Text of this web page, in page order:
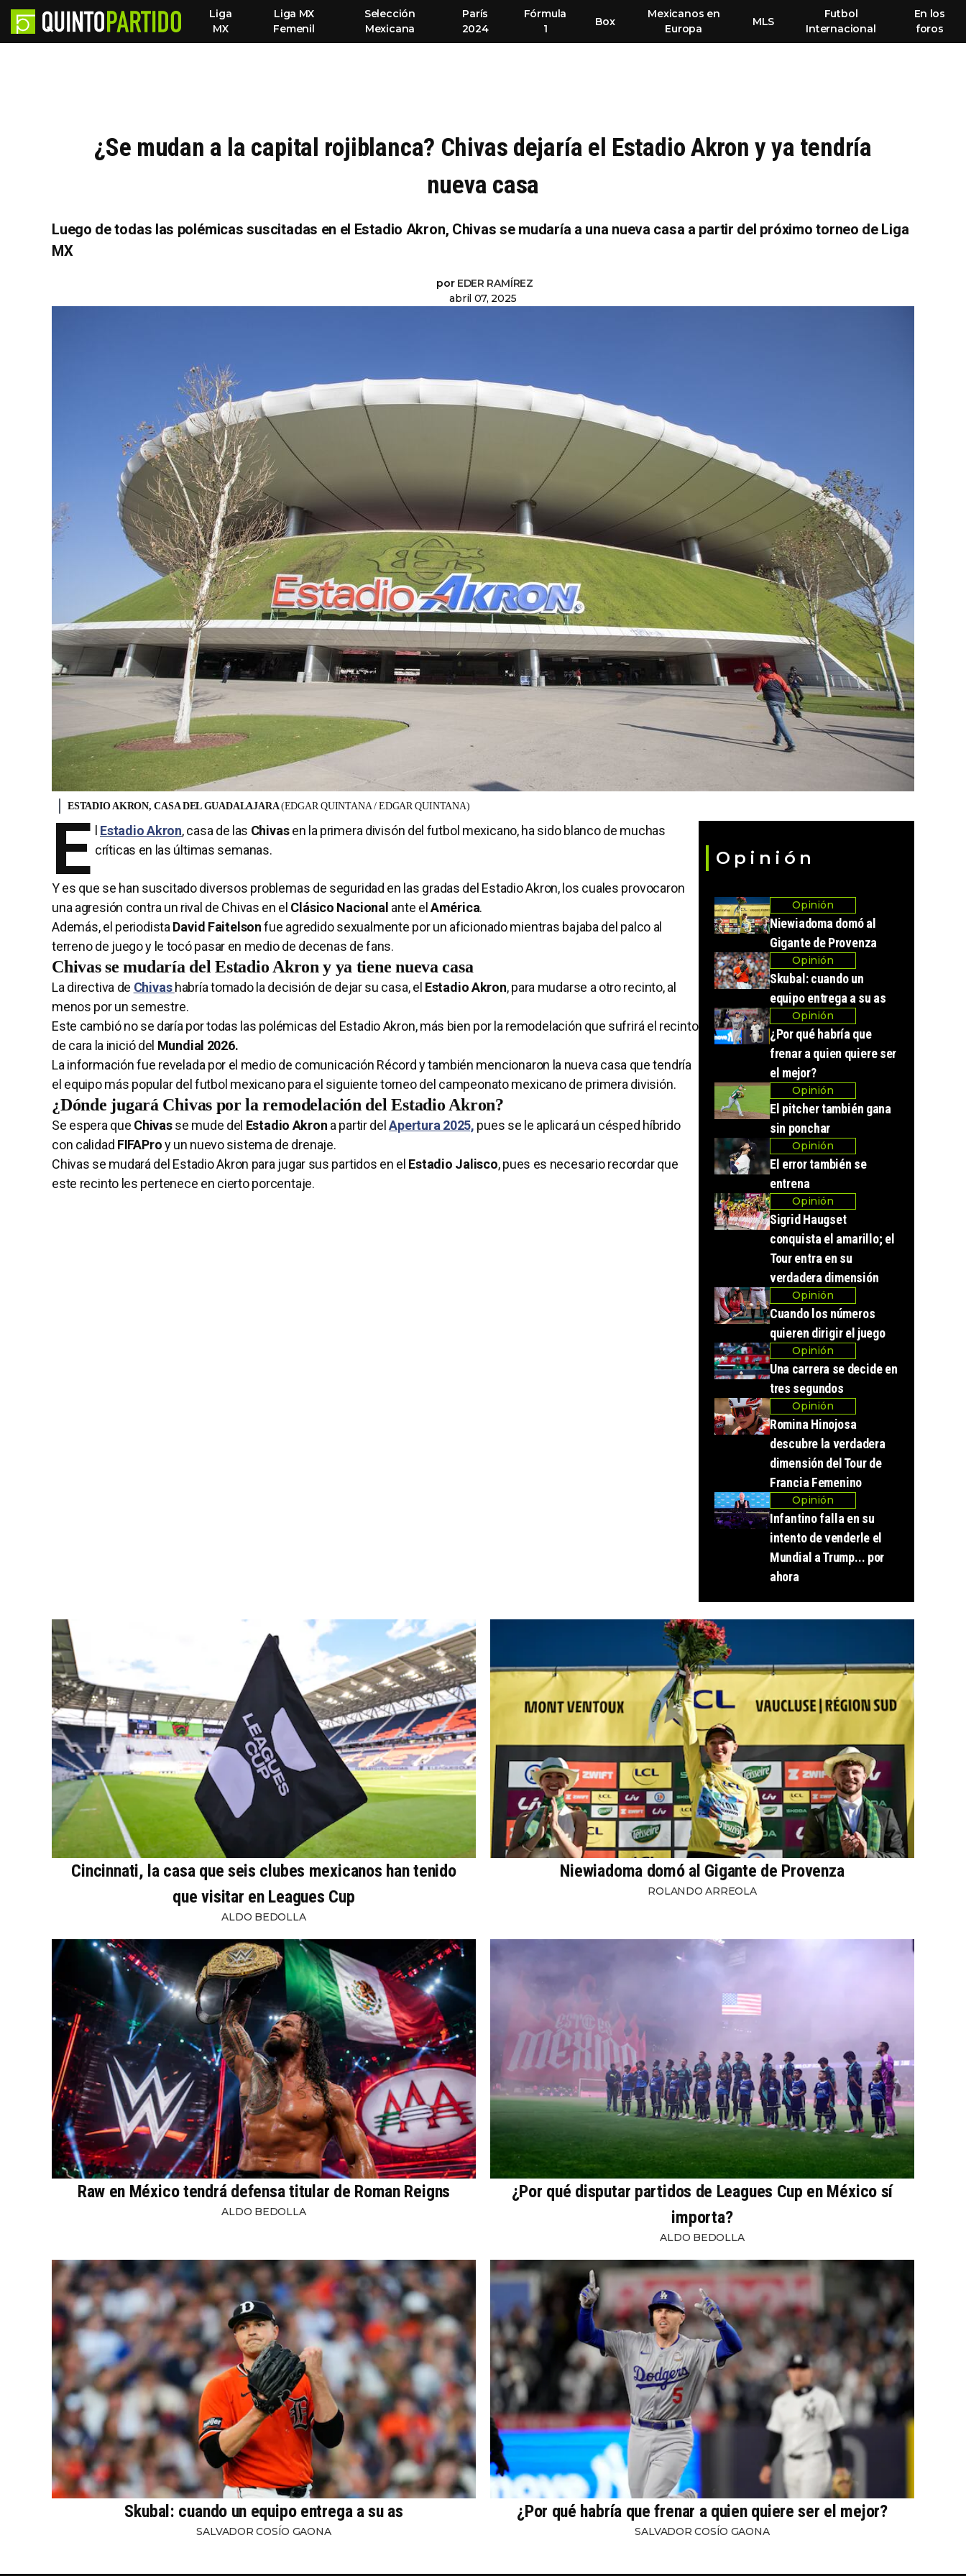
Liga
MX
Liga MX
Femenil
Selección
Mexicana
París
2024
Fórmula
1
Box
Mexicanos en
Europa
MLS
Futbol
Internacional
En los
foros
¿Se mudan a la capital rojiblanca? Chivas dejaría el Estadio Akron y ya tendría
nueva casa
Luego de todas las polémicas suscitadas en el Estadio Akron, Chivas se mudaría a una nueva casa a partir del próximo torneo de Liga
MX
por EDER RAMÍREZ
abril 07, 2025
ESTADIO AKRON, CASA DEL GUADALAJARA(EDGAR QUINTANA / EDGAR QUINTANA)
E Estadio Akron, casa de las Chivasen la primera divisón del futbol mexicano, ha sido blanco de muchas
críticas en las últimas semanas.
Y es que se han suscitado diversos problemas de seguridad en las gradas del Estadio Akron, los cuales provocaron
una agresión contra un rival de Chivas en el Clásico Nacional ante el América.
Además, el periodista David Faitelsonfue agredido sexualmente por un aficionado mientras bajaba del palco al
terreno de juego y le tocó pasar en medio de decenas de fans.
Chivas se mudaría del Estadio Akron y ya tiene nueva casa
La directiva de Chivas habría tomado la decisión de dejar su casa, el Estadio Akron, para mudarse a otro recinto, al
menos por un semestre.
Este cambió no se daría por todas las polémicas del Estadio Akron, más bien por la remodelación que sufrirá el recinto
de cara la inició del Mundial 2026.
La información fue revelada por el medio de comunicación Récord y también mencionaron la nueva casa que tendría
el equipo más popular del futbol mexicano para el siguiente torneo del campeonato mexicano de primera división.
¿Dónde jugará Chivas por la remodelación del Estadio Akron?
Se espera que Chivasse mude del Estadio Akron a partir delApertura 2025, pues se le aplicará un césped híbrido
con calidad FIFAProy un nuevo sistema de drenaje.
Chivas se mudará del Estadio Akron para jugar sus partidos en el Estadio Jalisco, pues es necesario recordar que
este recinto les pertenece en cierto porcentaje.
Opinión
Opinión
Niewiadoma domó al
Gigante de Provenza
Opinión
Skubal: cuando un
equipo entrega a su as
Opinión
¿Por qué habría que
frenar a quien quiere ser
el mejor?
Opinión
El pitcher también gana
sin ponchar
Opinión
El error también se
entrena
Opinión
Sigrid Haugset
conquista el amarillo; el
Tour entra en su
verdadera dimensión
Opinión
Cuando los números
quieren dirigir el juego
Opinión
Una carrera se decide en
tres segundos
Opinión
Romina Hinojosa
descubre la verdadera
dimensión del Tour de
Francia Femenino
Opinión
Infantino falla en su
intento de venderle el
Mundial a Trump... por
ahora
Cincinnati, la casa que seis clubes mexicanos han tenido
que visitar en Leagues Cup
ALDO BEDOLLA
Niewiadoma domó al Gigante de Provenza
ROLANDO ARREOLA
Raw en México tendrá defensa titular de Roman Reigns
ALDO BEDOLLA
¿Por qué disputar partidos de Leagues Cup en México sí
importa?
ALDO BEDOLLA
Skubal: cuando un equipo entrega a su as
SALVADOR COSÍO GAONA
¿Por qué habría que frenar a quien quiere ser el mejor?
SALVADOR COSÍO GAONA